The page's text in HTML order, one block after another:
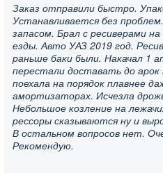
Заказ отправили быстро.
Устанавливается без
запасом. Брал с ресиверами
езды. Авто УАЗ 2019 год.
раньше баки были. Накачал 1
перестали доставать до
поехала на порядок плавнее
амортизаторах. Исчезла
Небольшое козление на
рессоры сказываются ну и
В остальном вопросов нет.
Рекомендую.